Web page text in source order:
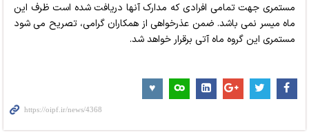
مستمری جهت تمامی افرادی که مدارک آنها دریافت شده است ظرف این
ماه میسر نمی باشد. ضمن عذرخواهی از همکاران گرامی، تصریح می شود
مستمری این گروه ماه آتی برقرار خواهد شد.